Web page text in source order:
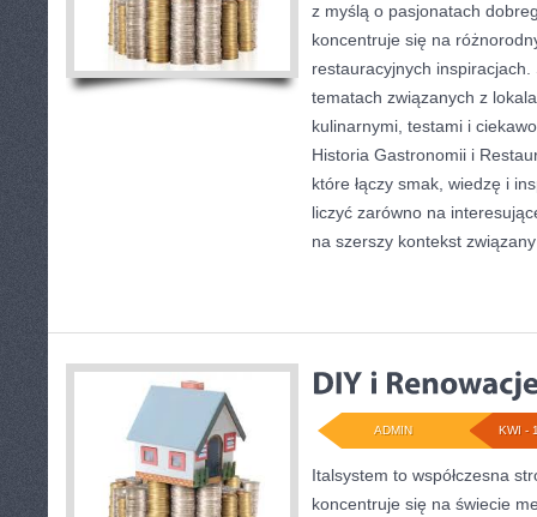
z myślą o pasjonatach
koncentruje się na
restauracyjnych
tematach związanych z
kulinarnymi, testami i
Historia Gastronomii i
które łączy smak, wiedzę i
liczyć zarówno na
na szerszy kontekst
KWI -
ADMIN
Italsystem to współczesna
koncentruje się na świecie